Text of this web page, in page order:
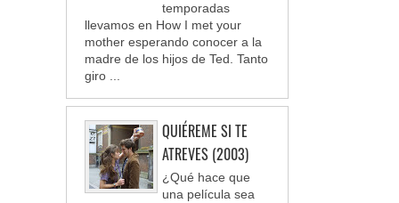
temporadas
llevamos en How I met your
mother esperando conocer a la
madre de los hijos de Ted. Tanto
giro ...
QUIÉREME SI TE
ATREVES (2003)
¿Qué hace que
una película sea